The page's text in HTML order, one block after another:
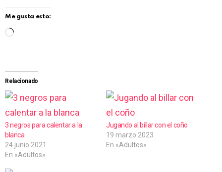
Me gusta esto:
g
a
n
d
o
.
Relacionado
3 negros para calentar a la
blanca
24 junio 2021
En «Adultos»
Jugando al billar con el coño
19 marzo 2023
En «Adultos»